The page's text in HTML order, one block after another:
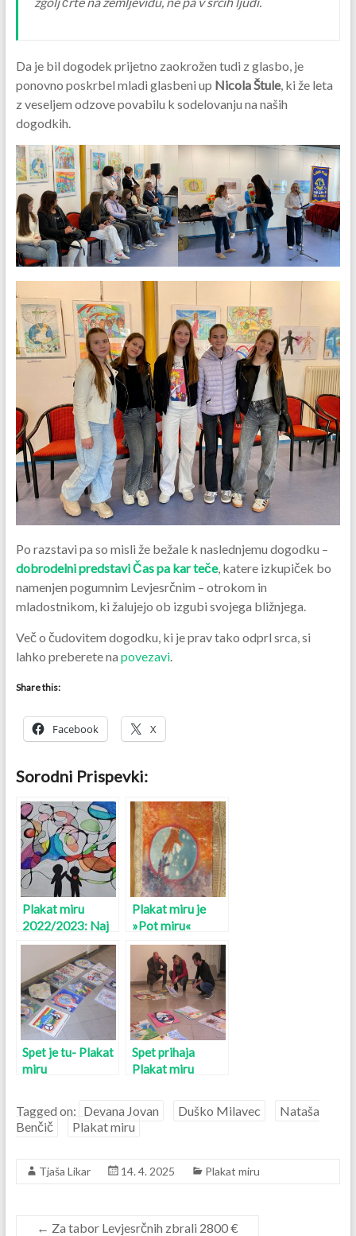
Da je bil dogodek prijetno zaokrožen tudi z glasbo, je
ponovno poskrbel mladi glasbeni up Nicola Štule, ki že leta
z veseljem odzove povabilu k sodelovanju na naših
dogodkih.
Po razstavi pa so misli že bežale k naslednjemu dogodku –
dobrodelni predstavi Čas pa kar teče, katere izkupiček bo
namenjen pogumnim Levjesrčnim – otrokom in
mladostnikom, ki žalujejo ob izgubi svojega bližnjega.
Več o čudovitem dogodku, ki je prav tako odprl srca, si
lahko preberete na povezavi.
Share this:
Facebook X
Sorodni Prispevki:
Plakat miru
2022/2023: Naj
te vodi sočutje
Plakat miru je
»Pot miru«
Spet je tu- Plakat
miru
Spet prihaja
Plakat miru
Tagged on: Devana Jovan Duško Milavec
Nataša
Benčič
Plakat miru
Tjaša Likar 14. 4. 2025 Plakat miru
← Za tabor Levjesrčnih zbrali 2800 €